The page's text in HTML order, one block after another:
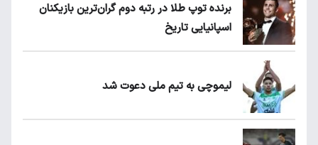
برنده توپ طلا در رتبه دوم گران‌ترین بازیکنان
اسپانیایی تاریخ
لیموچی به تیم ملی دعوت شد